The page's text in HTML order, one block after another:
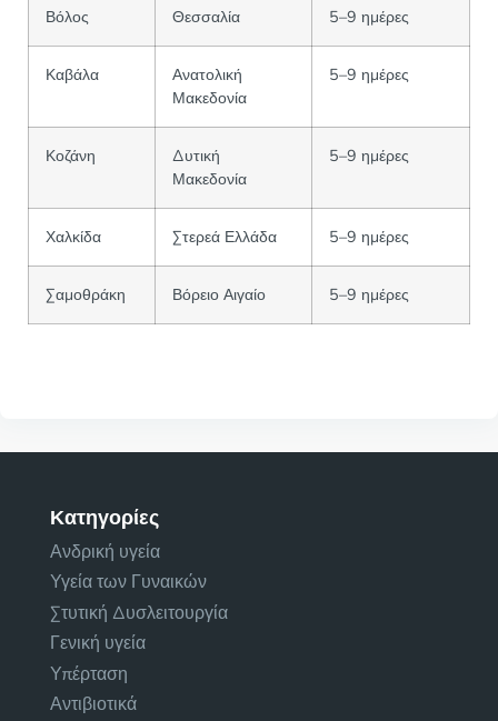
Βόλος Θεσσαλία 5–9 ημέρες
Καβάλα
Ανατολική
Μακεδονία
5–9 ημέρες
Κοζάνη
Δυτική
Μακεδονία
5–9 ημέρες
Χαλκίδα Στερεά Ελλάδα 5–9 ημέρες
Σαμοθράκη Βόρειο Αιγαίο 5–9 ημέρες
Κατηγορίες
Ανδρική υγεία
Υγεία των Γυναικών
Στυτική Δυσλειτουργία
Γενική υγεία
Υπέρταση
Αντιβιοτικά